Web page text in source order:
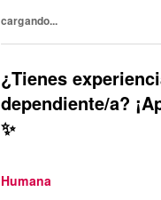
cargando...
¿Tienes
dependiente/a?
✨
Humana